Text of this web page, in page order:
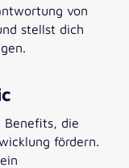
von
stellst dich
die
fördern.